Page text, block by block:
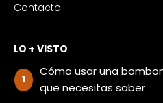
Contacto
LO + VISTO
Cómo usar una
que necesitas saber